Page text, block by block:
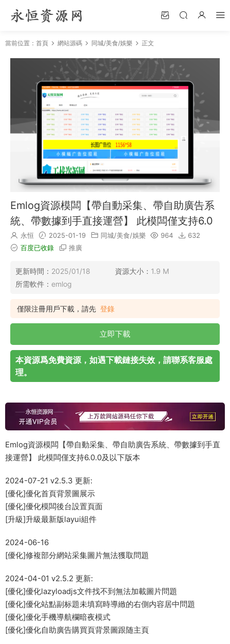
當前位置： 首頁 網站源碼 同城/美食/娛樂 正文
Emlog資源模闆【帶自動采集、帶自助廣告系
統、帶數據到手直接運營】 此模闆僅支持6.0
永恒 2025-01-19 同城/美食/娛樂 964
632
百度已收錄
推廣
更新時間： 2025/01/18 資源大小： 1.9 M
所需軟件： emlog
僅限注冊用戶下載，請先 登錄
立即下載
本資源爲免費資源，如遇下載鏈接失效，請聯系客服處
理。
Emlog資源模闆【帶自動采集、帶自助廣告系統、帶數據到手直
接運營】 此模闆僅支持6.0.0及以下版本
2024-07-21 v2.5.3 更新:
[優化]優化首頁背景圖展示
[優化]優化模闆後台設置頁面
[升級]升級最新版layui組件
2024-06-16
[優化]修複部分網站采集圖片無法獲取問題
2024-04-01 v2.5.2 更新:
[優化]優化lazyloadjs文件找不到無法加載圖片問題
[優化]優化站點副标題未填寫時導緻的右側内容居中問題
[優化]優化手機導航欄暗夜模式
[優化]優化自助廣告購買頁背景圖跟随主頁